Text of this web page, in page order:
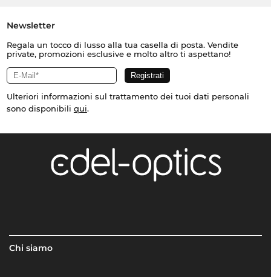
Newsletter
Regala un tocco di lusso alla tua casella di posta. Vendite
private, promozioni esclusive e molto altro ti aspettano!
Ulteriori informazioni sul trattamento dei tuoi dati personali
sono disponibili qui.
Chi siamo